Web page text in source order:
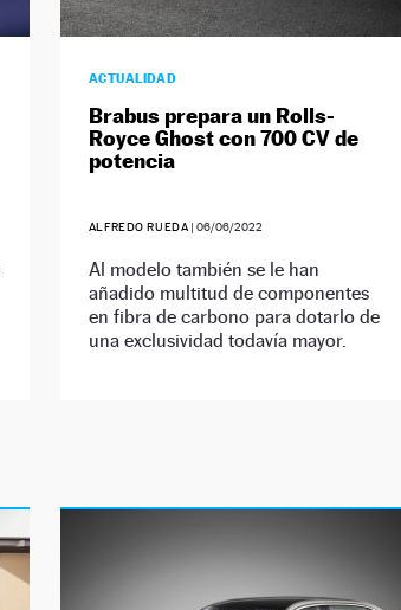
ACTUALIDAD
Brabus prepara un Rolls-
Royce Ghost con 700 CV de
potencia
ALFREDO RUEDA |06/06/2022
Al modelo también se le han
añadido multitud de componentes
en fibra de carbono para dotarlo de
una exclusividad todavía mayor.